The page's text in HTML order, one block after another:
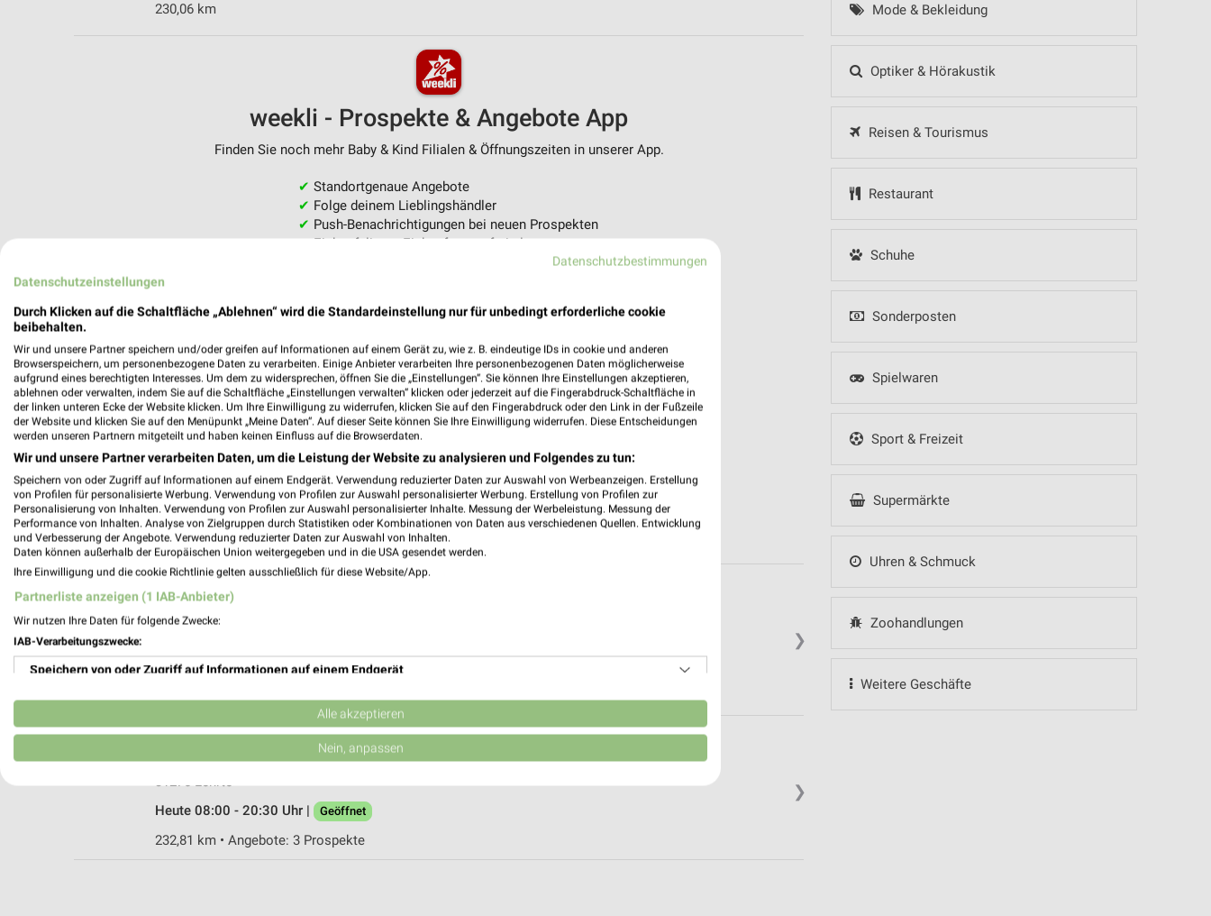
Mode & Bekleidung
Optiker & Hörakustik
Reisen & Tourismus
Restaurant
Schuhe
Sonderposten
Spielwaren
Sport & Freizeit
Supermärkte
Uhren & Schmuck
Zoohandlungen
Weitere Geschäfte
230,06 km
weekli - Prospekte & Angebote App
Finden Sie noch mehr Baby & Kind Filialen & Öffnungszeiten in unserer App.
✔ Standortgenaue Angebote
✔ Folge deinem Lieblingshändler
✔ Push-Benachrichtigungen bei neuen Prospekten
✔Einkaufsliste - Einkauf stressfrei planen
❯
Ernsting's family Lehrte
31275 Lehrte
Heute 09:00 - 20:00 Uhr | Geöffnet
❯
Zuckerpassage 1 - 7
31275 Lehrte
Heute 08:00 - 20:30 Uhr |
Geöffnet
232,81 km • Angebote: 3 Prospekte
Datenschutzbestimmungen
Datenschutzeinstellungen
Durch Klicken auf die Schaltfläche „Ablehnen“ wird die Standardeinstellung nur für unbedingt erforderliche cookie
beibehalten.
Wir und unsere Partner speichern und/oder greifen auf Informationen auf einem Gerät zu, wie z. B. eindeutige IDs in cookie und anderen
Browserspeichern, um personenbezogene Daten zu verarbeiten. Einige Anbieter verarbeiten Ihre personenbezogenen Daten möglicherweise
aufgrund eines berechtigten Interesses. Um dem zu widersprechen, öffnen Sie die „Einstellungen“. Sie können Ihre Einstellungen akzeptieren,
ablehnen oder verwalten, indem Sie auf die Schaltfläche „Einstellungen verwalten“ klicken oder jederzeit auf die Fingerabdruck-Schaltfläche in
der linken unteren Ecke der Website klicken. Um Ihre Einwilligung zu widerrufen, klicken Sie auf den Fingerabdruck oder den Link in der Fußzeile
der Website und klicken Sie auf den Menüpunkt „Meine Daten“. Auf dieser Seite können Sie Ihre Einwilligung widerrufen. Diese Entscheidungen
werden unseren Partnern mitgeteilt und haben keinen Einfluss auf die Browserdaten.
Wir und unsere Partner verarbeiten Daten, um die Leistung der Website zu analysieren und Folgendes zu tun:
Speichern von oder Zugriff auf Informationen auf einem Endgerät. Verwendung reduzierter Daten zur Auswahl von Werbeanzeigen. Erstellung
von Profilen für personalisierte Werbung. Verwendung von Profilen zur Auswahl personalisierter Werbung. Erstellung von Profilen zur
Personalisierung von Inhalten. Verwendung von Profilen zur Auswahl personalisierter Inhalte. Messung der Werbeleistung. Messung der
Performance von Inhalten. Analyse von Zielgruppen durch Statistiken oder Kombinationen von Daten aus verschiedenen Quellen. Entwicklung
und Verbesserung der Angebote. Verwendung reduzierter Daten zur Auswahl von Inhalten.
Daten können außerhalb der Europäischen Union weitergegeben und in die USA gesendet werden.
Ihre Einwilligung und die cookie Richtlinie gelten ausschließlich für diese Website/App.
Partnerliste anzeigen (1 IAB-Anbieter)
Wir nutzen Ihre Daten für folgende Zwecke:
IAB-Verarbeitungszwecke:
Speichern von oder Zugriff auf Informationen auf einem Endgerät
Verwendung reduzierter Daten zur Auswahl von Werbeanzeigen
Erstellung von Profilen für personalisierte Werbung
Erstellung von Profilen zur Personalisierung von Inhalten
Alle akzeptieren
Nein, anpassen